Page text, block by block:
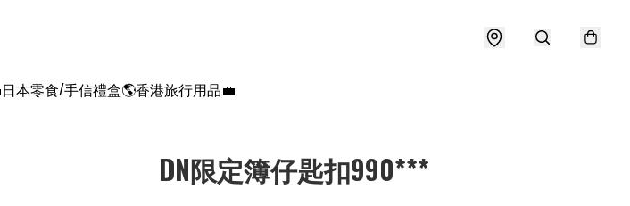
本零食/手信禮盒🌎香港旅行用品💼
DN限定簿仔匙扣990***